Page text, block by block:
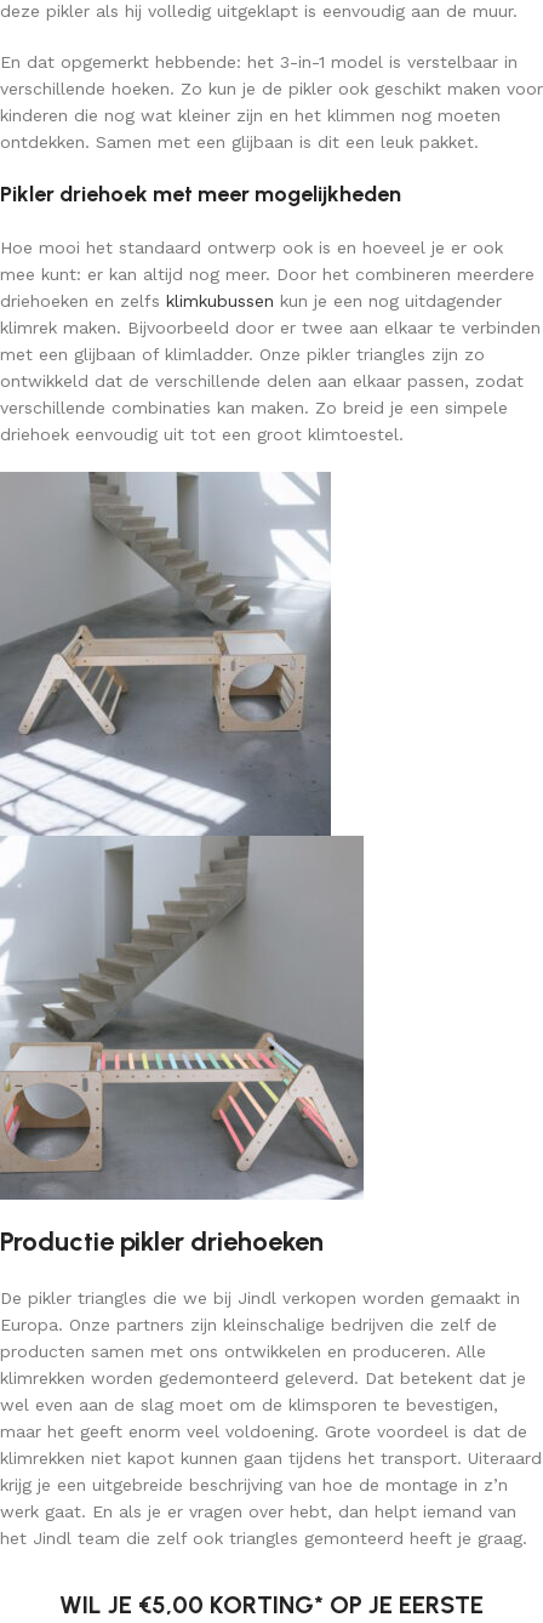
deze pikler als hij volledig uitgeklapt is eenvoudig aan de muur.
En dat opgemerkt hebbende: het 3-in-1 model is verstelbaar in
verschillende hoeken. Zo kun je de pikler ook geschikt maken voor
kinderen die nog wat kleiner zijn en het klimmen nog moeten
ontdekken. Samen met een glijbaan is dit een leuk pakket.
Pikler driehoek met meer mogelijkheden
Hoe mooi het standaard ontwerp ook is en hoeveel je er ook
mee kunt: er kan altijd nog meer. Door het combineren meerdere
driehoeken en zelfs klimkubussen kun je een nog uitdagender
klimrek maken. Bijvoorbeeld door er twee aan elkaar te verbinden
met een glijbaan of klimladder. Onze pikler triangles zijn zo
ontwikkeld dat de verschillende delen aan elkaar passen, zodat
verschillende combinaties kan maken. Zo breid je een simpele
driehoek eenvoudig uit tot een groot klimtoestel.
Productie pikler driehoeken
De pikler triangles die we bij Jindl verkopen worden gemaakt in
Europa. Onze partners zijn kleinschalige bedrijven die zelf de
producten samen met ons ontwikkelen en produceren. Alle
klimrekken worden gedemonteerd geleverd. Dat betekent dat je
wel even aan de slag moet om de klimsporen te bevestigen,
maar het geeft enorm veel voldoening. Grote voordeel is dat de
klimrekken niet kapot kunnen gaan tijdens het transport. Uiteraard
krijg je een uitgebreide beschrijving van hoe de montage in z’n
werk gaat. En als je er vragen over hebt, dan helpt iemand van
het Jindl team die zelf ook triangles gemonteerd heeft je graag.
WIL JE €5,00 KORTING* OP JE EERSTE